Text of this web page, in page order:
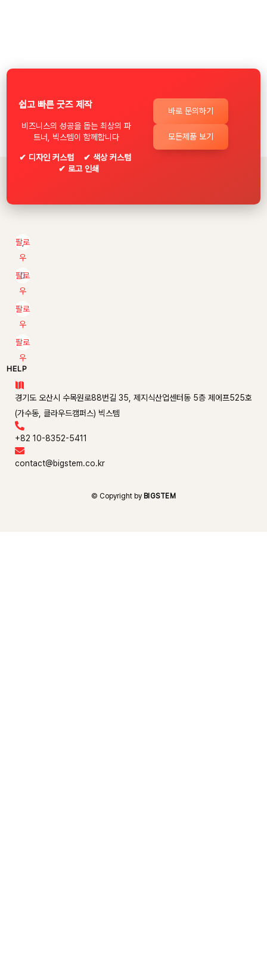
쉽고 빠른 굿즈 제작
비즈니스의 성공을 돕는 최상의 파
트너, 빅스템이 함께합니다
✔ 디자인 커스텀 ✔ 색상 커스텀
✔ 로고 인쇄
바로 문의하기
모든제품 보기
팔로
우
팔로
우
팔로
우
팔로
우
HELP

경기도 오산시 수목원로88번길 35, 제지식산업센터동 5층 제에프525호
(가수동, 클라우드캠퍼스) 빅스템

+82 10-8352-5411

contact@bigstem.co.kr
© Copyright by BIGSTEM